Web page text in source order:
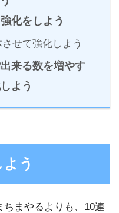
化をしよう
せて強化しよう
来る数を増やす
よう
う
まやるよりも、10連